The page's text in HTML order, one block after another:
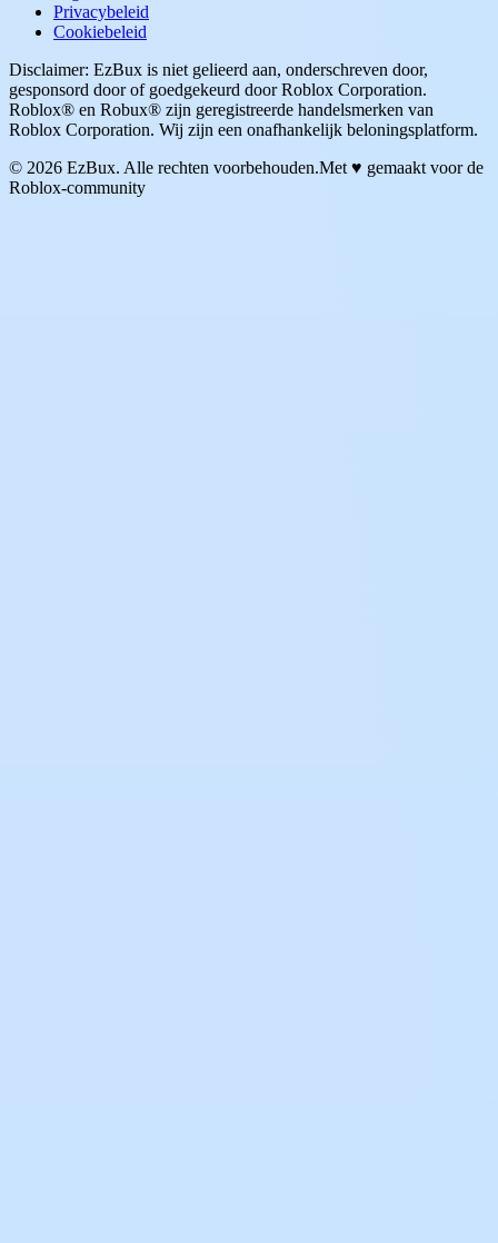
Privacybeleid
Cookiebeleid
Disclaimer: EzBux is niet gelieerd aan, onderschreven door,
gesponsord door of goedgekeurd door Roblox Corporation.
Roblox® en Robux® zijn geregistreerde handelsmerken van
Roblox Corporation. Wij zijn een onafhankelijk beloningsplatform.
© 2026 EzBux. Alle rechten voorbehouden.Met ♥ gemaakt voor de
Roblox-community